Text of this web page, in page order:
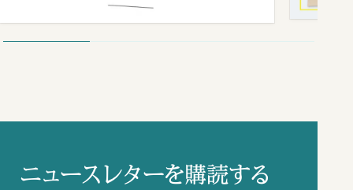
ニュースレターを購読する